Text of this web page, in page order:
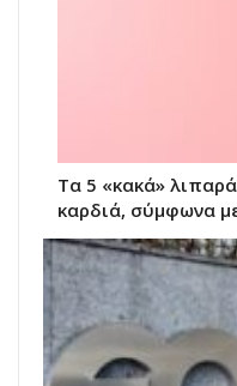
Τα 5 «κακά»
καρδιά, σύμφωνα